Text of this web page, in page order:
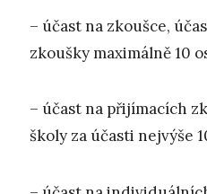
– účast na zkoušce,
zkoušky maximálně 10
– účast na přijímacích
školy za účasti nejvýše